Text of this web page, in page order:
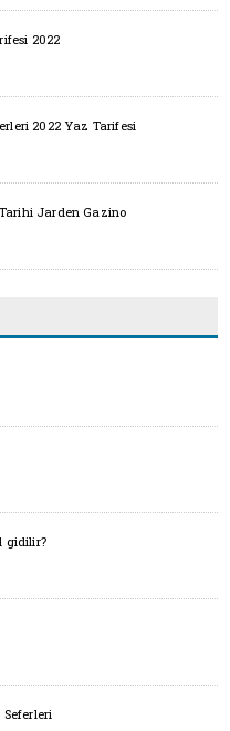
2022
2022 Yaz Tarifesi
Jarden Gazino
gidilir?